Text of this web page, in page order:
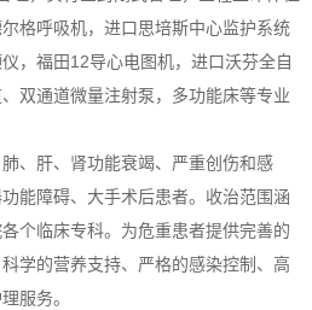
格呼吸机，进口思培斯中心监护系统
，福田12导心电图机，进口沃芬全自
双通道微量注射泵，多功能床等专业
、肝、肾功能衰竭、严重创伤和感
能障碍、大手术后患者。收治范围涵
个临床专科。为危重患者提供完善的
学的营养支持、严格的感染控制、高
服务。